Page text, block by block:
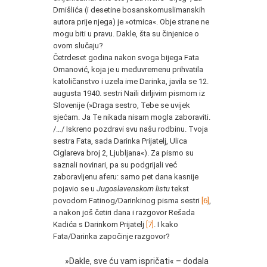
Drnišlića (i desetine bosanskomuslimanskih
autora prije njega) je »otmica«. Obje strane ne
mogu biti u pravu. Dakle, šta su činjenice o
ovom slučaju?
Četrdeset godina nakon svoga bijega Fata
Omanović, koja je u međuvremenu prihvatila
katoličanstvo i uzela ime Darinka, javila se 12.
augusta 1940. sestri Naili dirljivim pismom iz
Slovenije (»Draga sestro, Tebe se uvijek
sjećam. Ja Te nikada nisam mogla zaboraviti.
/…/ Iskreno pozdravi svu našu rodbinu. Tvoja
sestra Fata, sada Darinka Prijatelj, Ulica
Ciglareva broj 2, Ljubljana«). Za pismo su
saznali novinari, pa su podgrijali već
zaboravljenu aferu: samo pet dana kasnije
pojavio se u Jugoslavenskom listutekst
povodom Fatinog/Darinkinog pisma sestri [6] ,
a nakon još četiri dana i razgovor Rešada
Kadića s Darinkom Prijatelj [7] . I kako
Fata/Darinka započinje razgovor?
»Dakle, sve ću vam ispričati« – dodala